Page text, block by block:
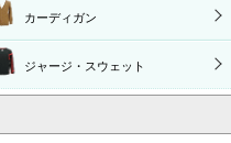
カーディガン
ジャージ・スウェット